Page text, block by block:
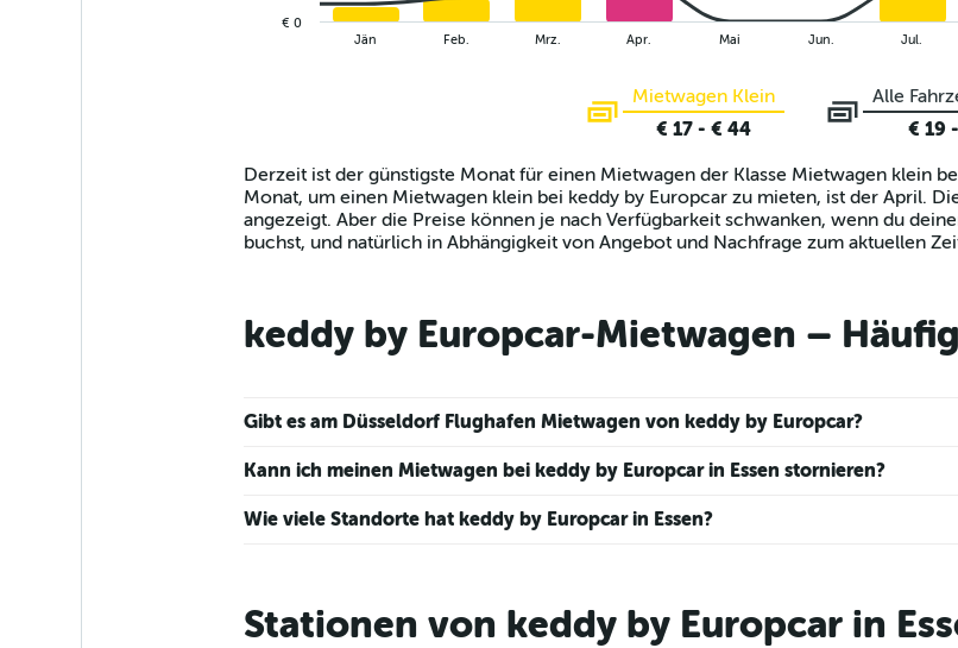
14
categories.
The
chart
axis
displaying
0
240.
Jän Feb. Mrz. Apr. Mai Jun. Jul.
€ 0
Mietwagen Klein
€ 17 - € 44
Alle
€ 19
Derzeit ist der günstigste Monat für einen Mietwagen der Klasse Mietwagen klein
Monat, um einen Mietwagen klein bei keddy by Europcar zu mieten, ist der April.
angezeigt. Aber die Preise können je nach Verfügbarkeit schwanken, wenn du
buchst, und natürlich in Abhängigkeit von Angebot und Nachfrage zum aktuellen
keddy by Europcar-Mietwagen –
Gibt es am Düsseldorf Flughafen Mietwagen von keddy by Europcar?
Kann ich meinen Mietwagen bei keddy by Europcar in Essen stornieren?
Wie viele Standorte hat keddy by Europcar in Essen?
Stationen von keddy by Europcar in